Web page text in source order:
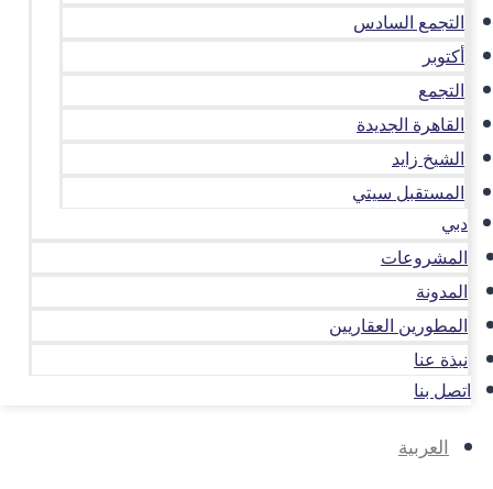
التجمع السادس
أكتوبر
التجمع
القاهرة الجديدة
الشيخ زايد
المستقبل سيتي
دبي
المشروعات
المدونة
المطورين العقاريين
نبذة عنا
اتصل بنا
العربية